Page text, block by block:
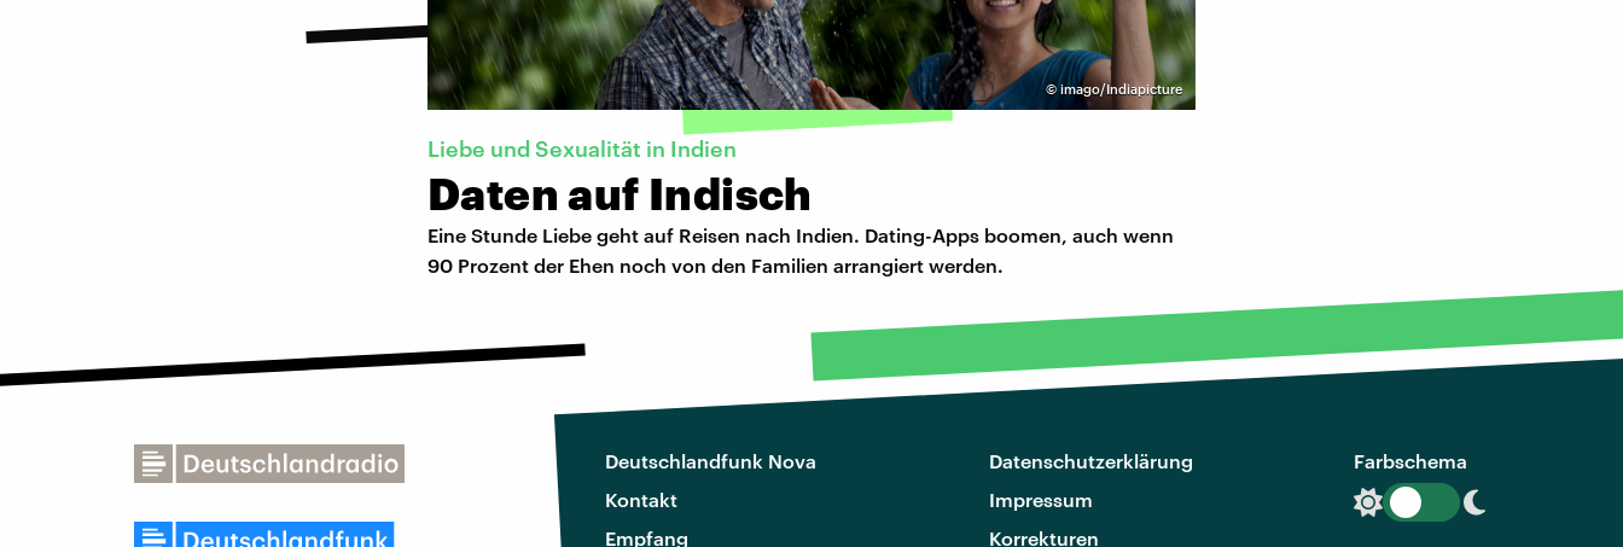
©imago/Indiapicture
Liebe und Sexualität in Indien
Daten auf Indisch
Eine Stunde Liebe geht auf Reisen nach Indien. Dating-Apps boomen, auch wenn
90 Prozent der Ehen noch von den Familien arrangiert werden.
Deutschlandfunk Nova
Kontakt
Empfang
Datenschutzerklärung
Impressum
Korrekturen
Farbschema